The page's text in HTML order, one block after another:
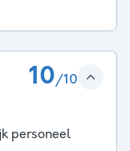
10/10
personeel